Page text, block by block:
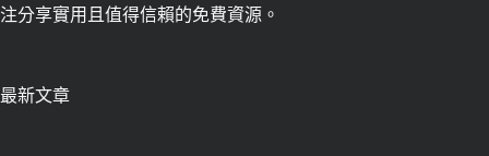
注分享實用且值得信賴的免費資源。
最新文章